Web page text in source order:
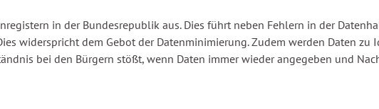
in der Bundesrepublik aus. Dies führt neben Fehlern in der
widerspricht dem Gebot der Datenminimierung. Zudem werden Daten
bei den Bürgern stößt, wenn Daten immer wieder angegeben und